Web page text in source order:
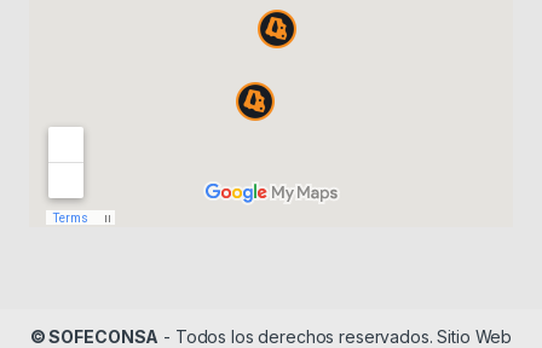
© SOFECONSA - Todos los derechos reservados. Sitio Web